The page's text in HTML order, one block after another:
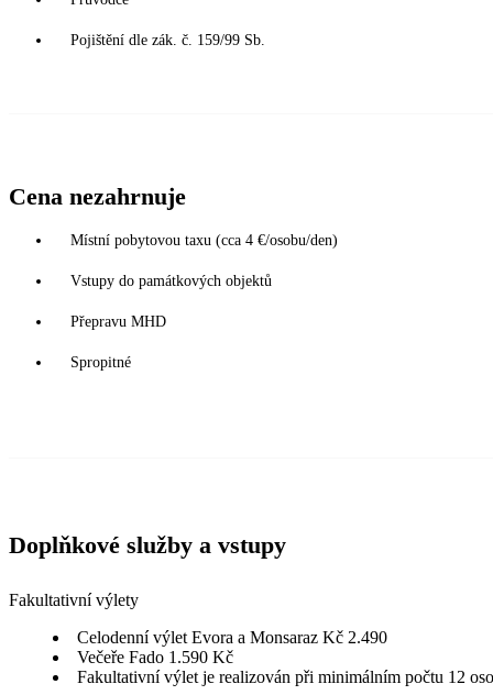
Pojištění dle zák. č. 159/99 Sb.
Cena nezahrnuje
Místní pobytovou taxu (cca 4 €/osobu/den)
Vstupy do památkových objektů
Přepravu MHD
Spropitné
Doplňkové služby a vstupy
Fakultativní výlety
Celodenní výlet Evora a Monsaraz Kč 2.490
Večeře Fado 1.590 Kč
Fakultativní výlet je realizován při minimálním počtu 12